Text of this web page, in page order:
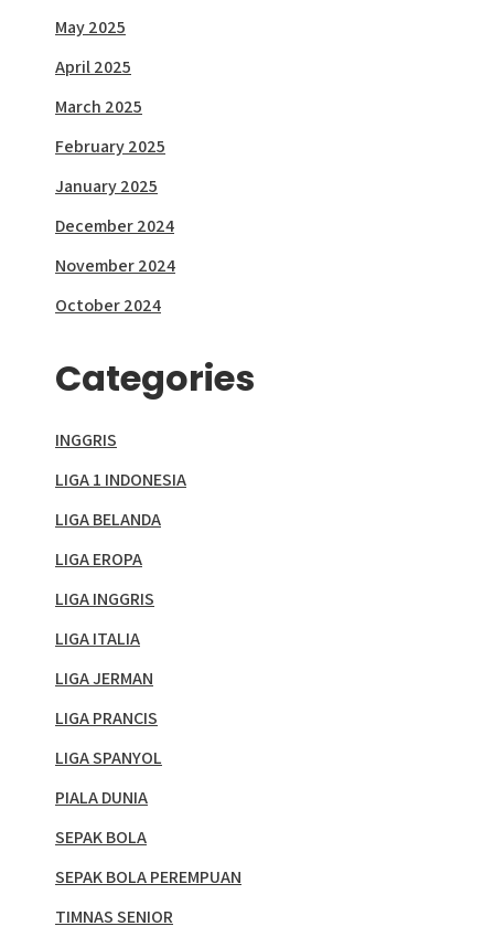
May 2025
April 2025
March 2025
February 2025
January 2025
December 2024
November 2024
October 2024
Categories
INGGRIS
LIGA 1 INDONESIA
LIGA BELANDA
LIGA EROPA
LIGA INGGRIS
LIGA ITALIA
LIGA JERMAN
LIGA PRANCIS
LIGA SPANYOL
PIALA DUNIA
SEPAK BOLA
SEPAK BOLA PEREMPUAN
TIMNAS SENIOR